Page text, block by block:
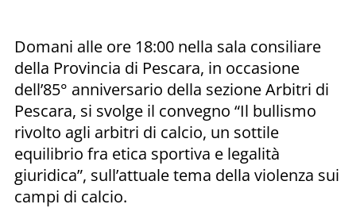
Domani alle ore 18:00 nella sala consiliare
della Provincia di Pescara, in occasione
dell’85° anniversario della sezione Arbitri di
Pescara, si svolge il convegno “Il bullismo
rivolto agli arbitri di calcio, un sottile
equilibrio fra etica sportiva e legalità
giuridica”, sull’attuale tema della violenza sui
campi di calcio.